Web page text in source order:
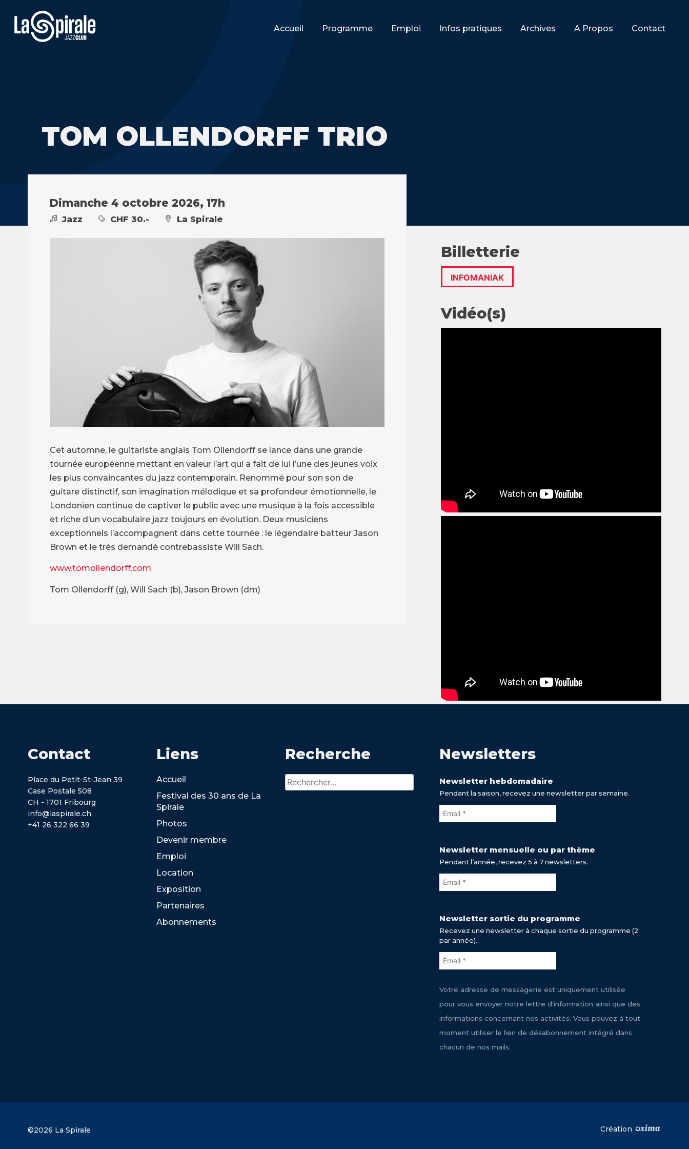
Accueil Programme Emploi Infos pratiques Archives A Propos Contact
TOM OLLENDORFF TRIO
Dimanche 4 octobre 2026, 17h
Jazz CHF 30.- La Spirale
Cet automne, le guitariste anglais Tom Ollendorff se lance dans une grande
tournée européenne mettant en valeur l’art qui a fait de lui l’une des jeunes voix
les plus convaincantes du jazz contemporain. Renommé pour son son de
guitare distinctif, son imagination mélodique et sa profondeur émotionnelle, le
Londonien continue de captiver le public avec une musique à la fois accessible
et riche d’un vocabulaire jazz toujours en évolution. Deux musiciens
exceptionnels l’accompagnent dans cette tournée : le légendaire batteur Jason
Brown et le très demandé contrebassiste Will Sach.
www.tomollendorff.com
Tom Ollendorff (g), Will Sach (b), Jason Brown (dm)
Billetterie
INFOMANIAK
Vidéo(s)
Contact
Place du Petit-St-Jean 39
Case Postale 508
CH - 1701 Fribourg
info@laspirale.ch
+41 26 322 66 39
Liens
Accueil
Festival des 30 ans de La
Spirale
Photos
Devenir membre
Emploi
Location
Exposition
Partenaires
Abonnements
Recherche
Rechercher :
Newsletters
Newsletter hebdomadaire
Pendant la saison, recevez une newsletter par semaine.
Newsletter mensuelle ou par thème
Pendant l’année, recevez 5 à 7 newsletters.
Newsletter sortie du programme
Recevez une newsletter à chaque sortie du programme (2
par année).
Votre adresse de messagerie est uniquement utilisée
pour vous envoyer notre lettre d'information ainsi que des
informations concernant nos activités. Vous pouvez à tout
moment utiliser le lien de désabonnement intégré dans
chacun de nos mails.
©2026 La Spirale Création